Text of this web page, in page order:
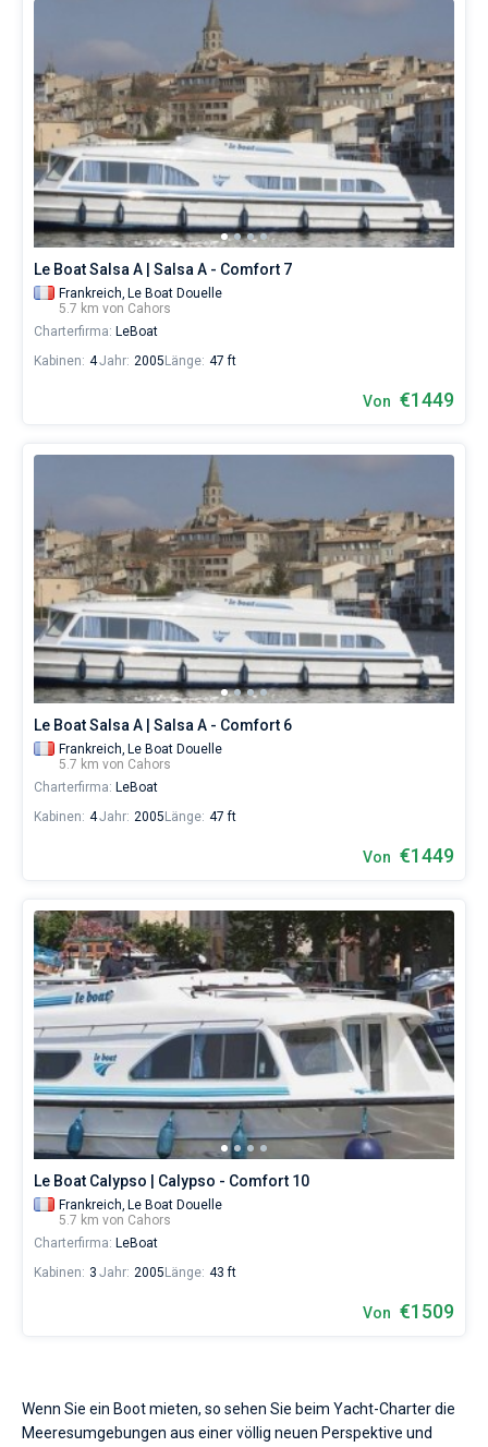
Le Boat Salsa A | Salsa A - Comfort 7
Frankreich, Le Boat Douelle
5.7 km von Cahors
Charterfirma: LeBoat
Kabinen: 4Jahr: 2005 Länge: 47 ft
Von €1449
Le Boat Salsa A | Salsa A - Comfort 6
Frankreich, Le Boat Douelle
5.7 km von Cahors
Charterfirma: LeBoat
Kabinen: 4Jahr: 2005 Länge: 47 ft
Von €1449
Le Boat Calypso | Calypso - Comfort 10
Frankreich, Le Boat Douelle
5.7 km von Cahors
Charterfirma: LeBoat
Kabinen: 3 Jahr: 2005 Länge: 43 ft
Von €1509
Wenn Sie ein Boot mieten, so sehen Sie beim Yacht-Charter die
Meeresumgebungen aus einer völlig neuen Perspektive und